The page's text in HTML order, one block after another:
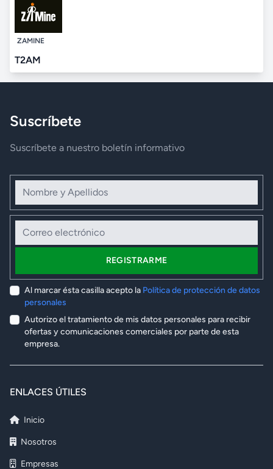
ZAMINE
T2AM
Suscríbete
Suscríbete a nuestro boletín informativo
Nombre y Apellidos
Correo electrónico
REGISTRARME
Al marcar ésta casilla acepto la Política de protección de datos
personales
Autorizo el tratamiento de mis datos personales para recibir
ofertas y comunicaciones comerciales por parte de esta
empresa.
ENLACES ÚTILES
Inicio
Nosotros
Empresas